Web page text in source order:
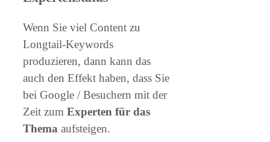
Wenn Sie viel Content zu
Longtail-Keywords
produzieren, dann kann das
auch den Effekt haben, dass Sie
bei Google / Besuchern mit der
Zeit zum Experten für das
Thema aufsteigen.